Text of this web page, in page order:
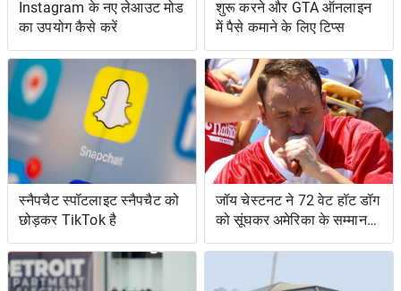
Instagram के नए लेआउट मोड
का उपयोग कैसे करें
शुरू करने और GTA ऑनलाइन
में पैसे कमाने के लिए टिप्स
स्नैपचैट स्पॉटलाइट स्नैपचैट को
छोड़कर TikTok है
जॉय चेस्टनट ने 72 वेट हॉट डॉग
को सूंघकर अमेरिका के सम्मान
की रक्षा की